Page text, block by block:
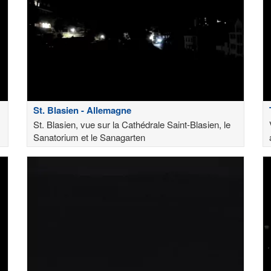
St. Blasien - Allemagne
St. Blasien, vue sur la Cathédrale Saint-Blasien, le
Sanatorium et le Sanagarten